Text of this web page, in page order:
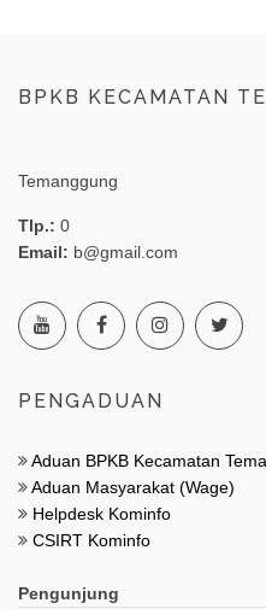
BPKB KECAMATAN
Temanggung
Tlp.: 0
Email: b@gmail.com
PENGADUAN
Aduan BPKB Kecamatan
Aduan Masyarakat (Wage)
Helpdesk Kominfo
CSIRT Kominfo
Pengunjung